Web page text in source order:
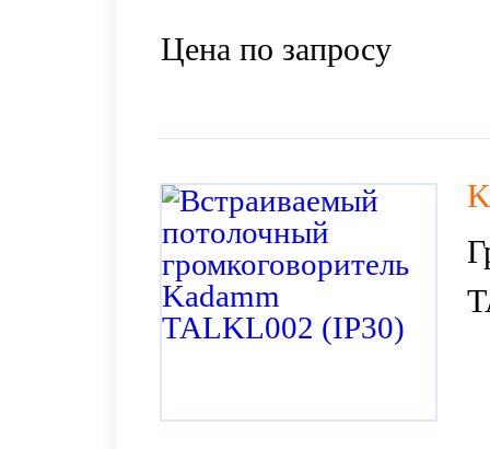
Цена по запросу